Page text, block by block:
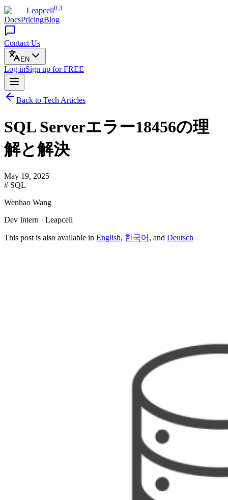
Leapcell0.3
DocsPricingBlog
Contact Us
EN
Log inSign up for FREE
Back to Tech Articles
SQL Serverエラー18456の理
解と解決
May 19, 2025
# SQL
Wenhao Wang
Dev Intern · Leapcell
This post is also available in English, 한국어 , and Deutsch